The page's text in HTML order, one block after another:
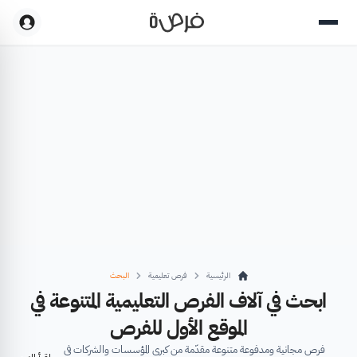
الرئيسية فرص تعليمية البحث
ابحث في آلاف الفرص التعليمية المتنوعة في
الموقع الأول للفرص
فرص مجانية ومدفوعة متنوعة مقدّمة من كبرى المؤسسات والشركات في